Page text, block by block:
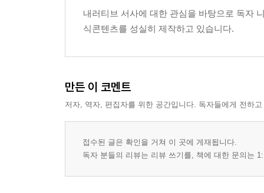
갈등이 사건을 조직하는 구조
전환점이 서사 흐름에 미치는 역할
4장 인물과 서사의 관계
인물이 이야기 구조 안에서 작동하는 방식
인물의 목표와 서사 진행의 연결
인물 간 관계가 사건을 형성하는 방식
인물 변화가 이야기 흐름에 미치는 영향
내러티브 서사에 대한 관심을 바탕으로 독자
식콘텐츠를 성실히 제작하고 있습니다.
만든 이 코멘트
저자, 역자, 편집자를 위한 공간입니다. 독자들에게 전하
접수된 글은 확인을 거쳐 이 곳에 게재됩니다.
독자 분들의 리뷰는 리뷰 쓰기를, 책에 대한 문의는